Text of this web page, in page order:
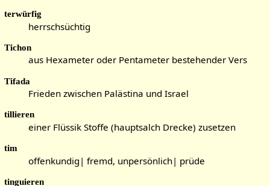
terwürfig
herrschsüchtig
Tichon
aus Hexameter oder Pentameter bestehender Vers
Tifada
Frieden zwischen Palästina und Israel
tillieren
einer Flüssik Stoffe (hauptsalch Drecke) zusetzen
tim
offenkundig| fremd, unpersönlich| prüde
tinguieren